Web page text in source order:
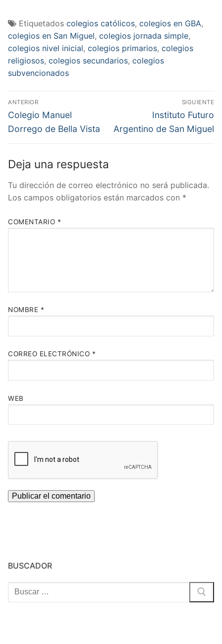
Etiquetados colegios católicos, colegios en GBA,
colegios en San Miguel, colegios jornada simple,
colegios nivel inicial, colegios primarios, colegios
religiosos, colegios secundarios, colegios
subvencionados
Navegación
de
entradas
ANTERIOR
Entrada
anterior:
Colegio Manuel
Dorrego de Bella Vista
SIGUIENTE
Entrada
siguiente:
Instituto Futuro
Argentino de San Miguel
Deja una respuesta
Tu dirección de correo electrónico no será publicada.
Los campos obligatorios están marcados con *
COMENTARIO *
NOMBRE *
CORREO ELECTRÓNICO *
WEB
BUSCADOR
Buscar: